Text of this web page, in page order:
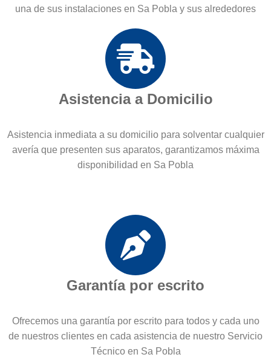
una de sus instalaciones en Sa Pobla y sus alrededores
Asistencia a Domicilio
Asistencia inmediata a su domicilio para solventar cualquier
avería que presenten sus aparatos, garantizamos máxima
disponibilidad en Sa Pobla
Garantía por escrito
Ofrecemos una garantía por escrito para todos y cada uno
de nuestros clientes en cada asistencia de nuestro Servicio
Técnico en Sa Pobla